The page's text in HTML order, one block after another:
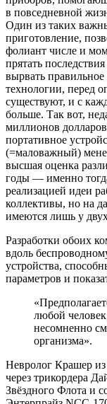
в повседневной
Один из таких
приготовление,
фолиант числе и
прятать
вырвать
технологии, перед
существуют, и с
больше. Так вот,
миллионов
портативное
(=маловажный)
высшая оценка
годы — именно
реализацией идеи
коллективы, но на
имеются лишь у
Разработки обоих
вдоль
устройства,
параметров и
любой
несомненно
организма».
Невролог Крашер из
через трикордера
Звёздного Флота и